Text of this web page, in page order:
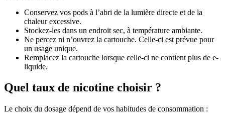
Conservez vos pods à l’abri de la lumière directe et de la
chaleur excessive.
Stockez-les dans un endroit sec, à température ambiante.
Ne percez ni n’ouvrez la cartouche. Celle-ci est prévue pour
un usage unique.
Remplacez la cartouche lorsque celle-ci ne contient plus de e-
liquide.
Quel taux de nicotine choisir ?
Le choix du dosage dépend de vos habitudes de consommation :